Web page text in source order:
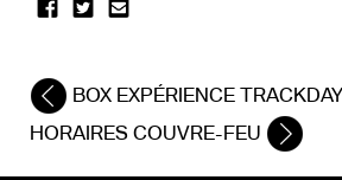
BOX EXPÉRIENCE TRACKDAYS
HORAIRES COUVRE-FEU